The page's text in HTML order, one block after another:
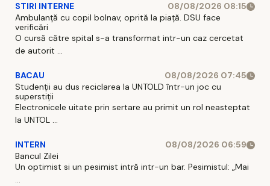
STIRI INTERNE
08/08/2026 08:15
Ambulanță cu copil bolnav, oprită la piață. DSU face
verificări
O cursă către spital s-a transformat intr-un caz cercetat
de autorit ...
BACAU
08/08/2026 07:45
Studenții au dus reciclarea la UNTOLD într-un joc cu
superstiții
Electronicele uitate prin sertare au primit un rol neasteptat
la UNTOL ...
INTERN
08/08/2026 06:59
Bancul Zilei
Un optimist si un pesimist intră intr-un bar. Pesimistul: „Mai
...